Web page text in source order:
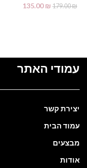
179.00₪
135.00₪
עמודי האתר
יצירת קשר
עמוד הבית
מבצעים
אודות